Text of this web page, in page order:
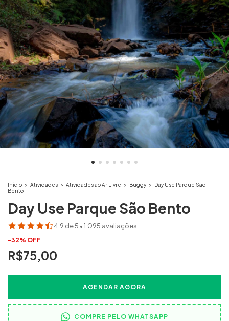
Início > Atividades > Atividades ao Ar Livre > Buggy > Day Use Parque São
Bento
Day Use Parque São Bento
4,9 de 5 • 1.095 avaliações
-32% OFF
R$75,00
AGENDAR AGORA
COMPRE PELO WHATSAPP